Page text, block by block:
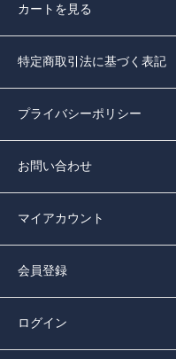
カートを見る
特定商取引法に基づく表記
プライバシーポリシー
お問い合わせ
マイアカウント
会員登録
ログイン